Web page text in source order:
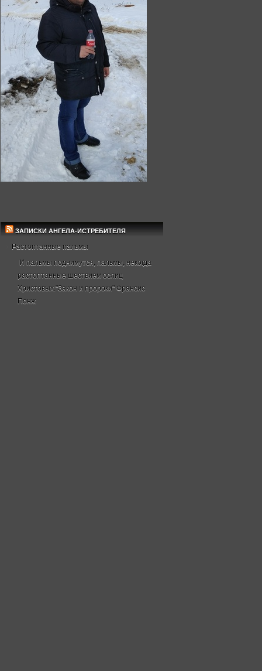
ЗАПИСКИ АНГЕЛА-ИСТРЕБИТЕЛЯ
Растоптанные пальмы
И пальмы поднимутся, пальмы, некогда
растоптанные шествием ослиц
Христовых."Закон и пророки" Франсис
Понж